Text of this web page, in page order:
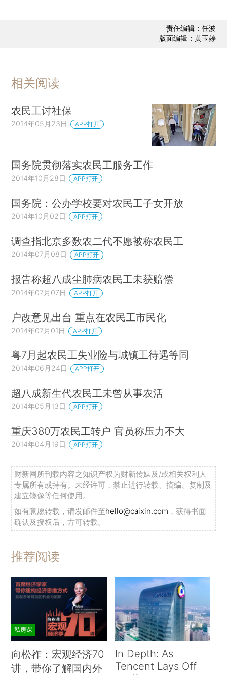
责任编辑：任波
版面编辑：黄玉婷
相关阅读
农民工讨社保
2014年05月23日 APP打开
国务院贯彻落实农民工服务工作
2014年10月28日 APP打开
国务院：公办学校要对农民工子女开放
2014年10月02日 APP打开
调查指北京多数农二代不愿被称农民工
2014年07月08日 APP打开
报告称超八成尘肺病农民工未获赔偿
2014年07月07日 APP打开
户改意见出台 重点在农民工市民化
2014年07月01日 APP打开
粤7月起农民工失业险与城镇工待遇等同
2014年06月24日 APP打开
超八成新生代农民工未曾从事农活
2014年05月13日 APP打开
重庆380万农民工转户 官员称压力不大
2014年04月19日 APP打开
财新网所刊载内容之知识产权为财新传媒及/或相关权利人
专属所有或持有。未经许可，禁止进行转载、摘编、复制及
建立镜像等任何使用。
如有意愿转载，请发邮件至hello@caixin.com ，获得书面
确认及授权后，方可转载。
推荐阅读
私房课
向松祚：宏观经济70
讲，带你了解国内外
In Depth: As
Tencent Lays Off